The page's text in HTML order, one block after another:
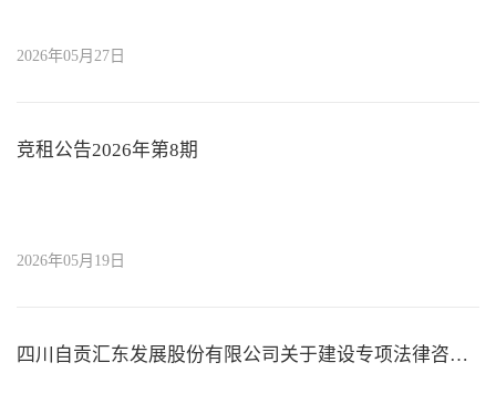
2026年05月27日
竞租公告2026年第8期
2026年05月19日
四川自贡汇东发展股份有限公司关于建设专项法律咨询服务单位信息库补充入库招标招标公告